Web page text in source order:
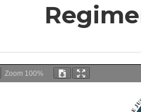
Zoom 100%